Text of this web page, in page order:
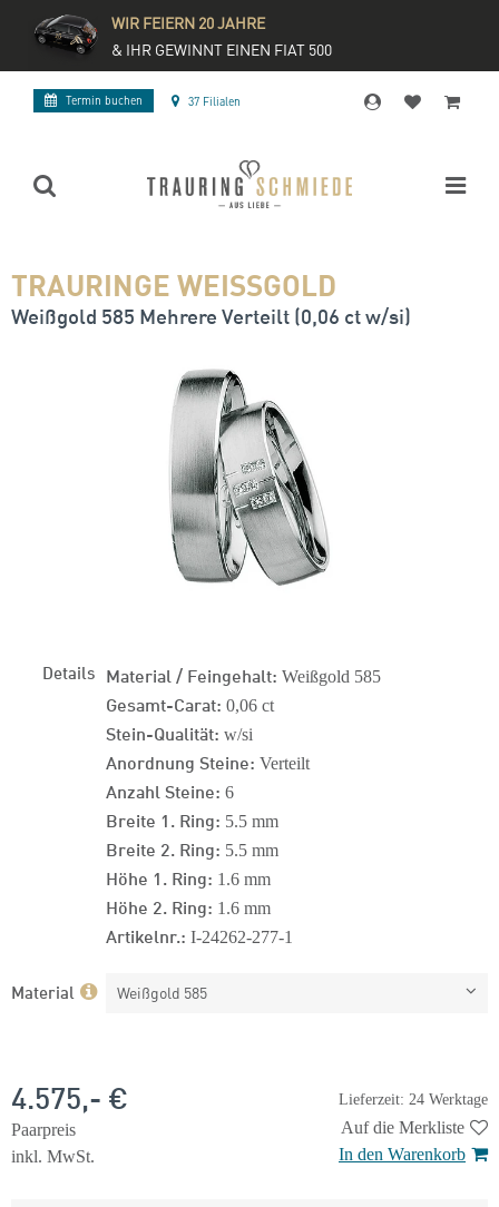
WIR FEIERN 20 JAHRE
& IHR GEWINNT EINEN FIAT 500
Termin buchen 37 Filialen
TRAURINGE WEISSGOLD
Weißgold 585 Mehrere Verteilt (0,06 ct w/si)
Details Material / Feingehalt: Weißgold 585
Gesamt-Carat: 0,06 ct
Stein-Qualität: w/si
Anordnung Steine: Verteilt
Anzahl Steine: 6
Breite 1. Ring: 5.5 mm
Breite 2. Ring: 5.5 mm
Höhe 1. Ring: 1.6 mm
Höhe 2. Ring: 1.6 mm
Artikelnr.: I-24262-277-1
Material Weißgold 585
Lieferzeit: 24 Werktage
4.575,- €
Paarpreis
inkl. MwSt.
Auf die Merkliste
In den Warenkorb